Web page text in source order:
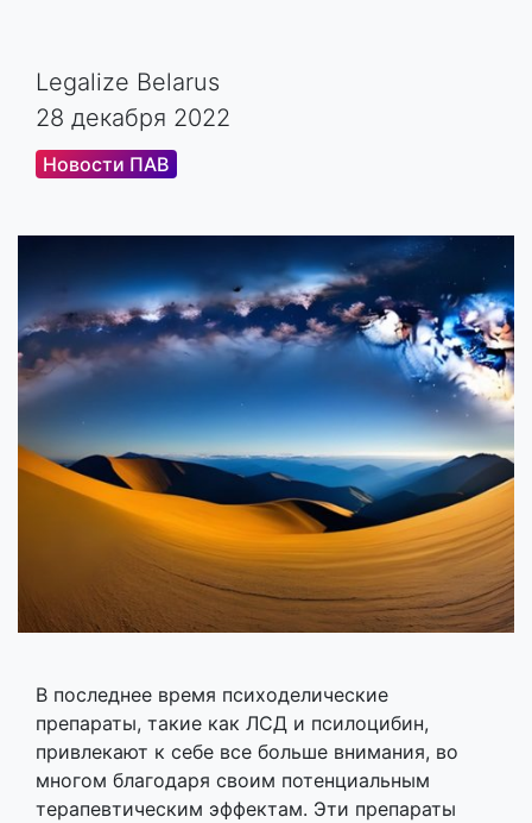
Legalize Belarus
28 декабря 2022
Новости ПАВ
В последнее время психоделические
препараты, такие как ЛСД и псилоцибин,
привлекают к себе все больше внимания, во
многом благодаря своим потенциальным
терапевтическим эффектам. Эти препараты